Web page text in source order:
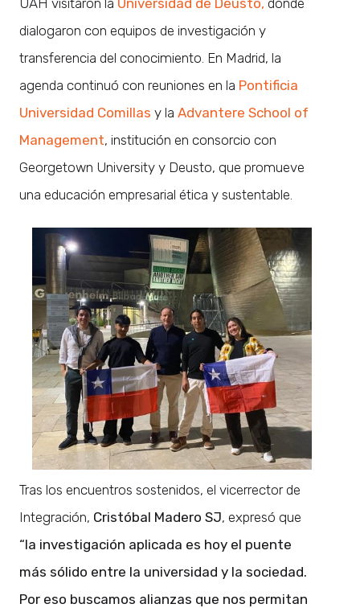
dialogaron con equipos de investigación y
transferencia del conocimiento. En Madrid, la
agenda continuó con reuniones en la Pontificia
Universidad Comillas y la Advantere School of
Management, institución en consorcio con
Georgetown University y Deusto, que promueve
una educación empresarial ética y sustentable.
Tras los encuentros sostenidos, el vicerrector de
Integración, Cristóbal Madero SJ, expresó que
“la investigación aplicada es hoy el puente
más sólido entre la universidad y la sociedad.
Por eso buscamos alianzas que nos permitan